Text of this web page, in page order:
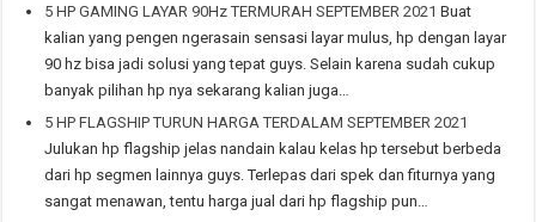
5 HP GAMING LAYAR 90Hz TERMURAH SEPTEMBER 2021 Buat
kalian yang pengen ngerasain sensasi layar mulus, hp dengan layar
90 hz bisa jadi solusi yang tepat guys. Selain karena sudah cukup
banyak pilihan hp nya sekarang kalian juga…
5 HP FLAGSHIP TURUN HARGA TERDALAM SEPTEMBER 2021
Julukan hp flagship jelas nandain kalau kelas hp tersebut berbeda
dari hp segmen lainnya guys. Terlepas dari spek dan fiturnya yang
sangat menawan, tentu harga jual dari hp flagship pun…